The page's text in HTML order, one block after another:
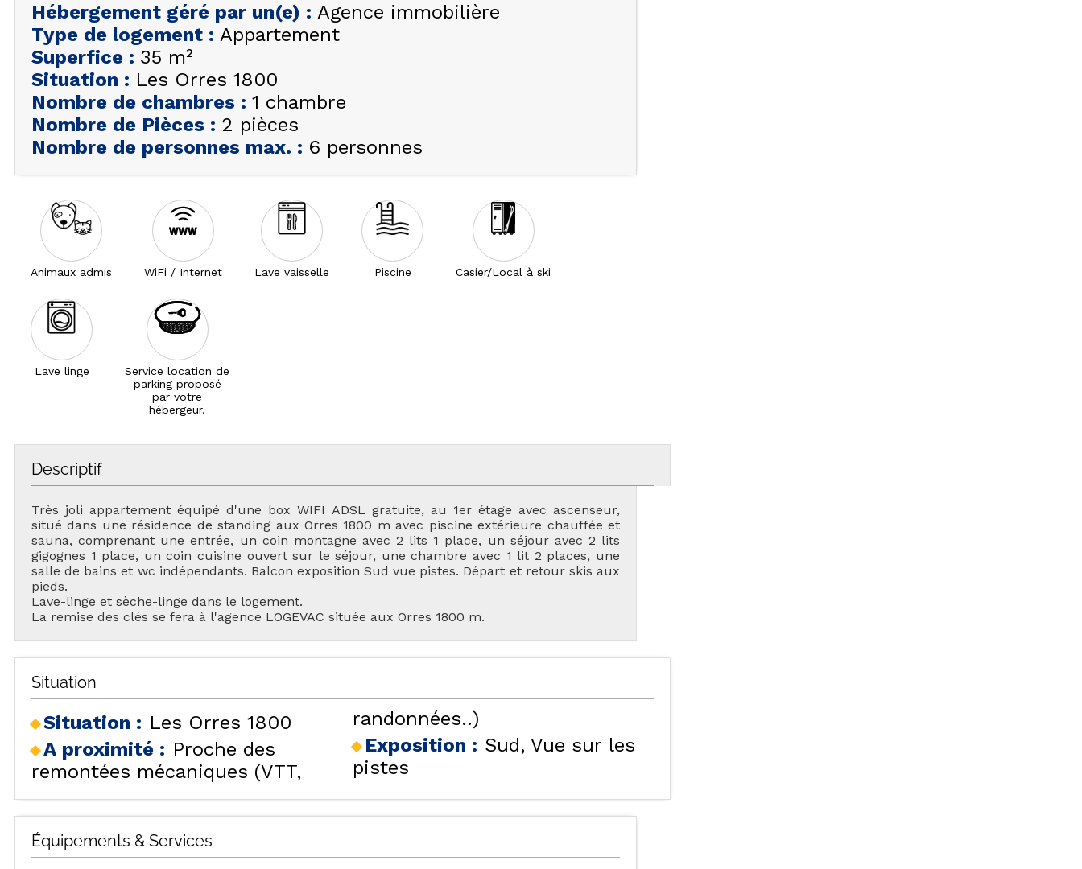
LES
HÉBERGEMENTS
HÉBERGEMENTS AVEC
Hébergement géré par un(e) : Agence immobilière
Type de logement : Appartement
Superfice : 35 m²
Situation : Les Orres 1800
Nombre de chambres : 1 chambre
Nombre de Pièces : 2 pièces
Nombre de personnes max. : 6 personnes
Animaux admis WiFi / Internet Lave vaisselle Piscine Casier/Local à ski
Lave linge
Service location de
parking proposé
par votre
hébergeur.
Descriptif
Très joli appartement équipé d'une box WIFI ADSL gratuite, au 1er étage avec ascenseur,
situé dans une résidence de standing aux Orres 1800 m avec piscine extérieure chauffée et
sauna, comprenant une entrée, un coin montagne avec 2 lits 1 place, un séjour avec 2 lits
gigognes 1 place, un coin cuisine ouvert sur le séjour, une chambre avec 1 lit 2 places, une
salle de bains et wc indépendants. Balcon exposition Sud vue pistes. Départ et retour skis aux
pieds.
Lave-linge et sèche-linge dans le logement.
La remise des clés se fera à l'agence LOGEVAC située aux Orres 1800 m.
Situation
Situation : Les Orres 1800
A proximité : Proche des
remontées mécaniques (VTT,
randonnées..)
Exposition : Sud Vue sur les
pistes
Équipements & Services